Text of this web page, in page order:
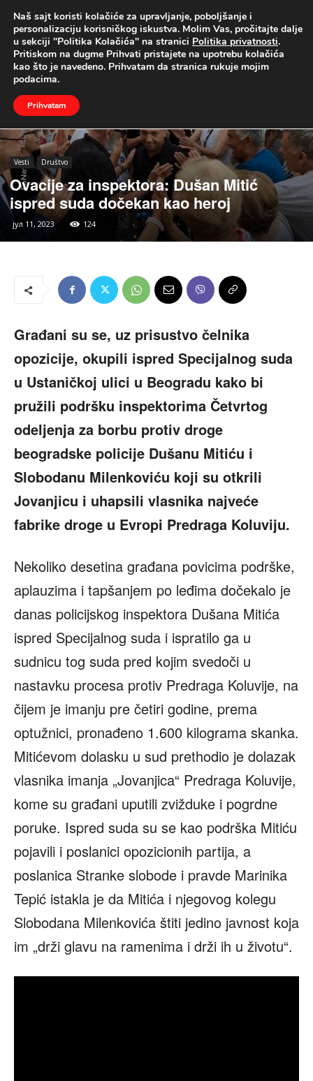
UŽIVO
Naslovna Vesti Društvo
Vesti Društvo
Ovacije za inspektora: Dušan Mitić
ispred suda dočekan kao heroj
јул 11, 2023 124
Građani su se, uz prisustvo čelnika
opozicije, okupili ispred Specijalnog suda
u Ustaničkoj ulici u Beogradu kako bi
pružili podršku inspektorima Četvrtog
odeljenja za borbu protiv droge
beogradske policije Dušanu Mitiću i
Slobodanu Milenkoviću koji su otkrili
Jovanjicu i uhapsili vlasnika najveće
fabrike droge u Evropi Predraga Koluviju.
Nekoliko desetina građana povicima podrške,
aplauzima i tapšanjem po leđima dočekalo je
danas policijskog inspektora Dušana Mitića
ispred Specijalnog suda i ispratilo ga u
sudnicu tog suda pred kojim svedoči u
nastavku procesa protiv Predraga Koluvije, na
čijem je imanju pre četiri godine, prema
optužnici, pronađeno 1.600 kilograma skanka.
Mitićevom dolasku u sud prethodio je dolazak
vlasnika imanja „Jovanjica“ Predraga Koluvije,
kome su građani uputili zvižduke i pogrdne
poruke. Ispred suda su se kao podrška Mitiću
pojavili i poslanici opozicionih partija, a
poslanica Stranke slobode i pravde Marinika
Tepić istakla je da Mitića i njegovog kolegu
Slobodana Milenkovića štiti jedino javnost koja
im „drži glavu na ramenima i drži ih u životu“.
Naš sajt koristi kolačiće za upravljanje, poboljšanje i
personalizaciju korisničkog iskustva. Molim Vas, pročitajte dalje
u sekciji "Politika Kolačića" na stranici Politika privatnosti.
Pritiskom na dugme Prihvati pristajete na upotrebu kolačića
kao što je navedeno. Prihvatam da stranica rukuje mojim
podacima.
Prihvatam